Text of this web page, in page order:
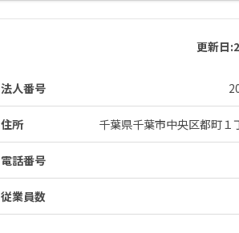
更新日:
法人番号
住所 千葉県千葉市中央区都町１
電話番号
従業員数